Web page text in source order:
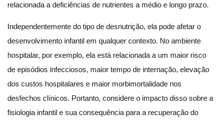
relacionada a deficiências de nutrientes a médio e longo prazo.
Independentemente do tipo de desnutrição, ela pode afetar o
desenvolvimento infantil em qualquer contexto. No ambiente
hospitalar, por exemplo, ela está relacionada a um maior risco
de episódios infecciosos, maior tempo de internação, elevação
dos custos hospitalares e maior morbimortalidade nos
desfechos clínicos. Portanto, considere o impacto disso sobre a
fisiologia infantil e sua consequência para a recuperação do